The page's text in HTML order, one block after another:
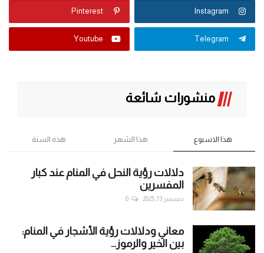
Instagram
Pinterest
Telegram
Youtube
منشورات شائعة
هذا الاسبوع هذا الشهر هذه السنة
دلالات رؤية النحل في المنام عند كبار
المفسرين
ديسمبر 13, 2025 0
معاني ودلالات رؤية الأشجار في المنام:
بين الخير والرموز...